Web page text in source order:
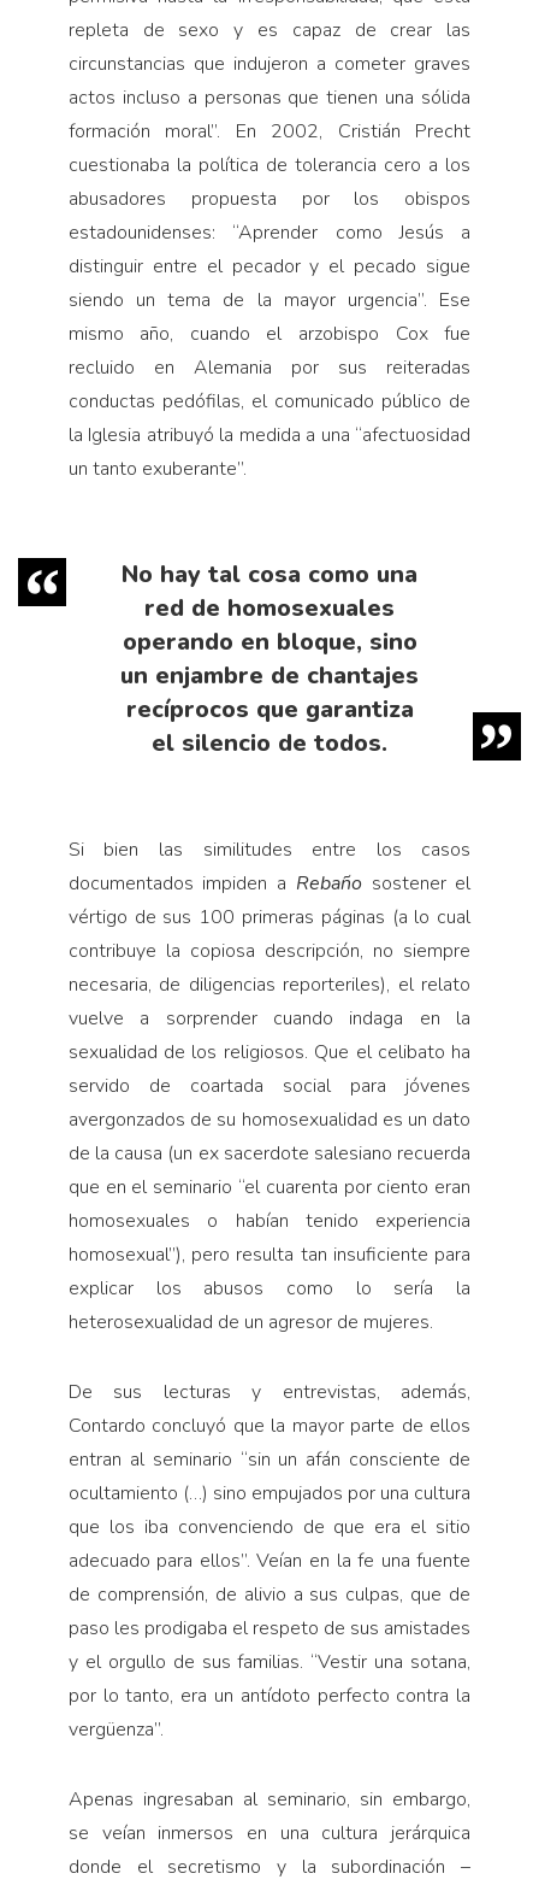
repleta de sexo y es capaz de crear las
circunstancias que indujeron a cometer graves
actos incluso a personas que tienen una sólida
formación moral”. En 2002, Cristián Precht
cuestionaba la política de tolerancia cero a los
abusadores propuesta por los obispos
estadounidenses: “Aprender como Jesús a
distinguir entre el pecador y el pecado sigue
siendo un tema de la mayor urgencia”. Ese
mismo año, cuando el arzobispo Cox fue
recluido en Alemania por sus reiteradas
conductas pedófilas, el comunicado público de
la Iglesia atribuyó la medida a una “afectuosidad
un tanto exuberante”.
No hay tal cosa como una
red de homosexuales
operando en bloque, sino
un enjambre de chantajes
recíprocos que garantiza
el silencio de todos.
Si bien las similitudes entre los casos
documentados impiden a Rebañosostener el
vértigo de sus 100 primeras páginas (a lo cual
contribuye la copiosa descripción, no siempre
necesaria, de diligencias reporteriles), el relato
vuelve a sorprender cuando indaga en la
sexualidad de los religiosos. Que el celibato ha
servido de coartada social para jóvenes
avergonzados de su homosexualidad es un dato
de la causa (un ex sacerdote salesiano recuerda
que en el seminario “el cuarenta por ciento eran
homosexuales o habían tenido experiencia
homosexual”), pero resulta tan insuficiente para
explicar los abusos como lo sería la
heterosexualidad de un agresor de mujeres.
De sus lecturas y entrevistas, además,
Contardo concluyó que la mayor parte de ellos
entran al seminario “sin un afán consciente de
ocultamiento (…) sino empujados por una cultura
que los iba convenciendo de que era el sitio
adecuado para ellos”. Veían en la fe una fuente
de comprensión, de alivio a sus culpas, que de
paso les prodigaba el respeto de sus amistades
y el orgullo de sus familias. “Vestir una sotana,
por lo tanto, era un antídoto perfecto contra la
vergüenza”.
Apenas ingresaban al seminario, sin embargo,
se veían inmersos en una cultura jerárquica
donde el secretismo y la subordinación –